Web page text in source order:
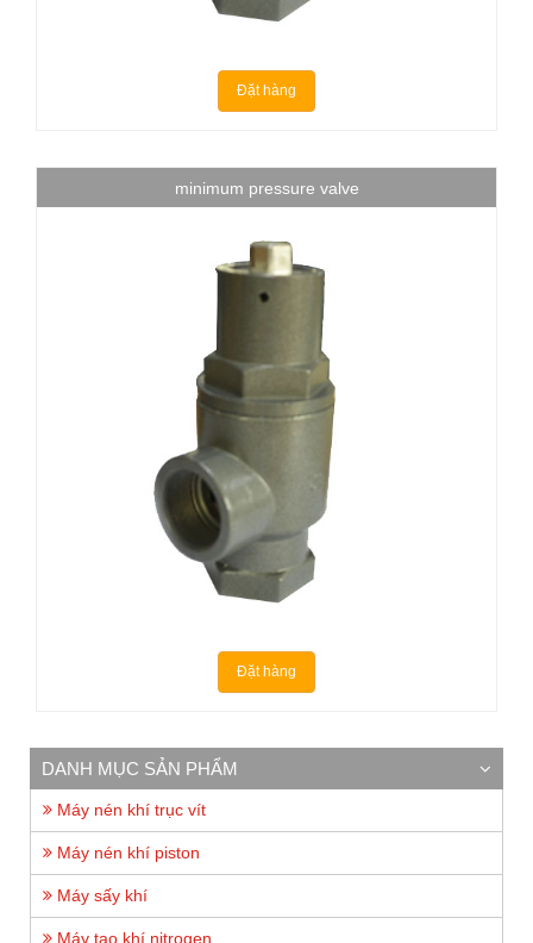
Đặt hàng
minimum pressure valve
Đặt hàng
DANH MỤC SẢN PHẨM
Máy nén khí trục vít
Máy nén khí piston
Máy sấy khí
Máy tạo khí nitrogen